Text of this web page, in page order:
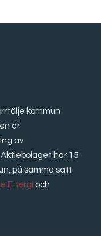
kommun
är
av
har 15
på samma sätt
Energi och